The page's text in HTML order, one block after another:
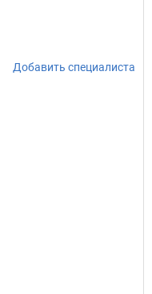
Добавить специалиста